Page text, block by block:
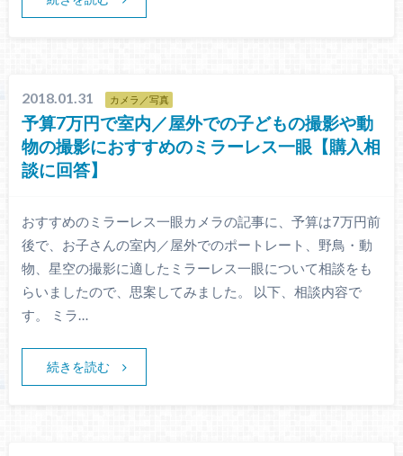
2018.01.31 カメラ／写真
予算7万円で室内／屋外での子どもの撮影や動
物の撮影におすすめのミラーレス一眼【購入相
談に回答】
おすすめのミラーレス一眼カメラの記事に、予算は7万円前
後で、お子さんの室内／屋外でのポートレート、野鳥・動
物、星空の撮影に適したミラーレス一眼について相談をも
らいましたので、思案してみました。 以下、相談内容で
す。 ミラ…
続きを読む